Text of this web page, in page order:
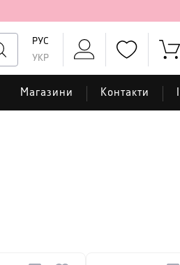
РУС
УКР
Магазини Контакти